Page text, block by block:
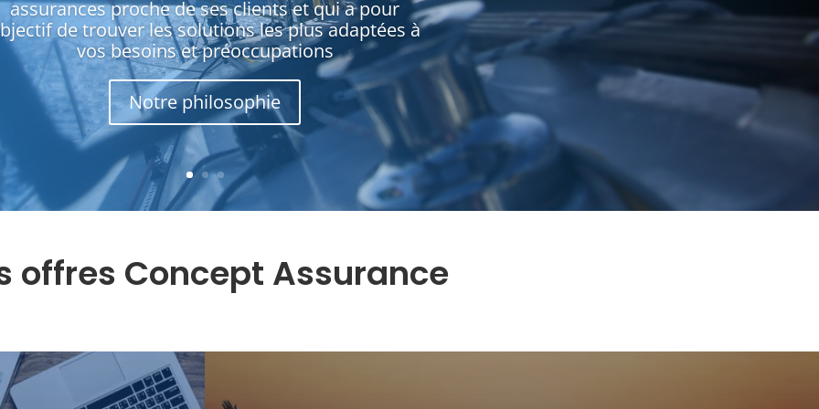
assurances proche de ses clients et qui a pour
de trouver les solutions les plus adaptées à
vos besoins et préoccupations
Notre philosophie
offres Concept Assurance